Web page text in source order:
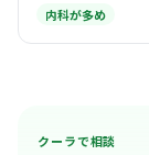
内科が多め
クーラで相談